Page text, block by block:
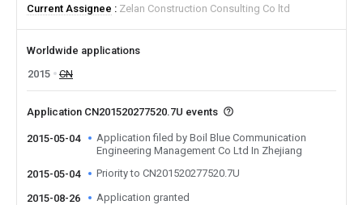
Current Assignee
Zelan Construction Consulting Co ltd
Worldwide applications
2015
CN
Application CN201520277520.7U events
2015-05-04
Application filed by Boil Blue Communication
Engineering Management Co Ltd In Zhejiang
2015-05-04
Priority to CN201520277520.7U
2015-08-26 Application granted